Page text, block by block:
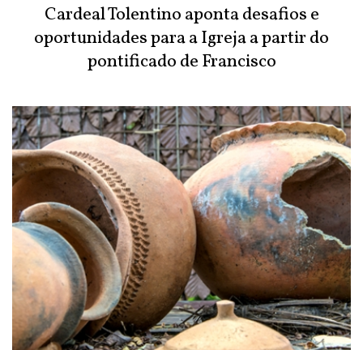
Cardeal Tolentino aponta desafios e
oportunidades para a Igreja a partir do
pontificado de Francisco